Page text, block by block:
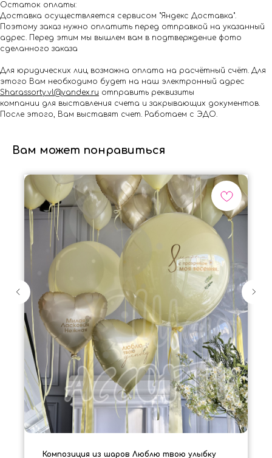
Остаток оплаты:
Доставка осуществляется сервисом "Яндекс Доставка".
Поэтому заказ нужно оплатить перед отправкой на указанный
адрес. Перед этим мы вышлем вам в подтверждение фото
сделанного заказа
Для юридических лиц возможна оплата на расчётный счёт. Для
этого Вам необходимо будет на наш электронный адрес
Shar.assorty.vl@yandex.ru отправить реквизиты
компании для выставления счета и закрывающих документов.
После этого, Вам выставят счет. Работаем с ЭДО.
Вам может понравиться
Композиция из шаров Люблю твою улыбку